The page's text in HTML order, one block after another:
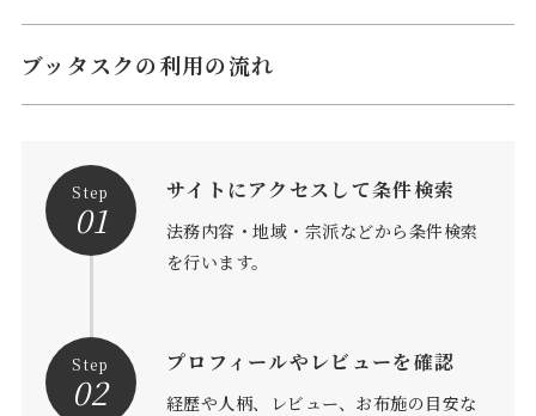
ブッタスクの利用の流れ
Step
01
サイトにアクセスして条件検索
法務内容・地域・宗派などから条件検索
を行います。
Step
02
プロフィールやレビューを確認
経歴や人柄、レビュー、お布施の目安な